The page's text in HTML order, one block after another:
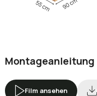
Montageanleitung
Film ansehen